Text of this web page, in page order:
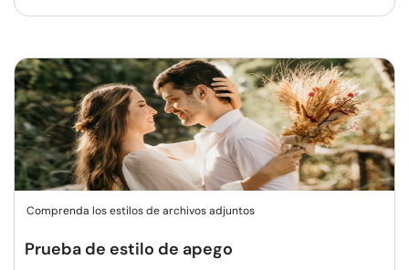
Comprenda los estilos de archivos adjuntos
Prueba de estilo de apego